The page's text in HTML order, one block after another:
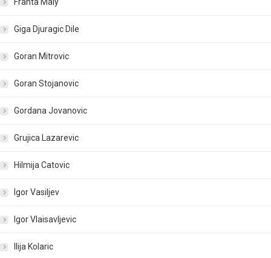
Franta Maly
Giga Djuragic Dile
Goran Mitrovic
Goran Stojanovic
Gordana Jovanovic
Grujica Lazarevic
Hilmija Catovic
Igor Vasiljev
Igor Vlaisavljevic
Ilija Kolaric